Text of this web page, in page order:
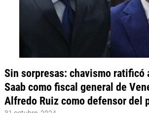
Sin sorpresas: chavismo ratificó
Saab como fiscal general de
Alfredo Ruiz como defensor del